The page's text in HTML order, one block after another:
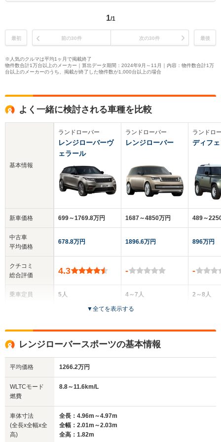
1/1
最初 前の30件 次の30件 最後
※人気のクルマは平均1ヶ月で掲載終了
物件数合計1万台以上のメーカー｜算出データ期間：2024年9月～11月｜内容：物件数合計1万
台以上のメーカーのうち、掲載が終了した物件数が1,000台以上の場合
よく一緒に検討される車種を比較
基本情報
新車価格
中古車
平均価格
クチコミ
総合評価
乗車定員
サイズ
(全長x全幅x全高)
ランドローバー
レンジローバーヴ
ェラール
699～1769.8万円
678.8万円
4.3
5人
全高
1.68m～1.69m
全幅
1.93m～2.04m
ランドローバー
レンジローバー
1687～4850万円
1896.6万円
-
4～7人
5ドア
全高
1.87m
ランドロ
ディフ
489～
896万円
-
2～8人
▼全てを表示する
レンジローバースポーツの基本情報
平均価格 1266.2万円
WLTCモード
燃費
8.8～11.6km/L
車体寸法
(全長x全幅x全
高)
全長：4.96m～4.97m
全幅：2.01m～2.03m
全高：1.82m